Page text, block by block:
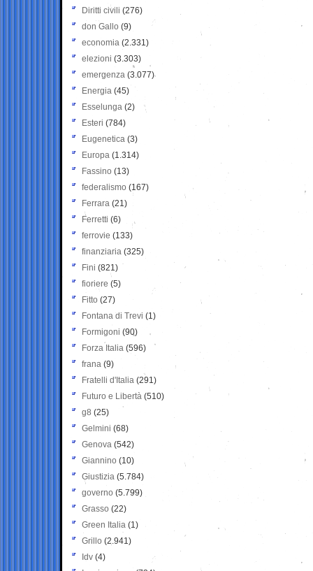
Diritti civili (276)
don Gallo (9)
economia (2.331)
elezioni (3.303)
emergenza (3.077)
Energia (45)
Esselunga (2)
Esteri (784)
Eugenetica (3)
Europa (1.314)
Fassino (13)
federalismo (167)
Ferrara (21)
Ferretti (6)
ferrovie (133)
finanziaria (325)
Fini (821)
fioriere (5)
Fitto (27)
Fontana di Trevi (1)
Formigoni (90)
Forza Italia (596)
frana (9)
Fratelli d'Italia (291)
Futuro e Libertà (510)
g8 (25)
Gelmini (68)
Genova (542)
Giannino (10)
Giustizia (5.784)
governo (5.799)
Grasso (22)
Green Italia (1)
Grillo (2.941)
Idv (4)